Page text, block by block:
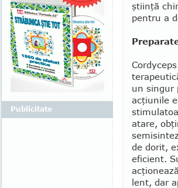
ştiin­ţă
pentru a
un singur
acţiunile
atare,
de dorit,
eficient.
lent, dar
Publicitate